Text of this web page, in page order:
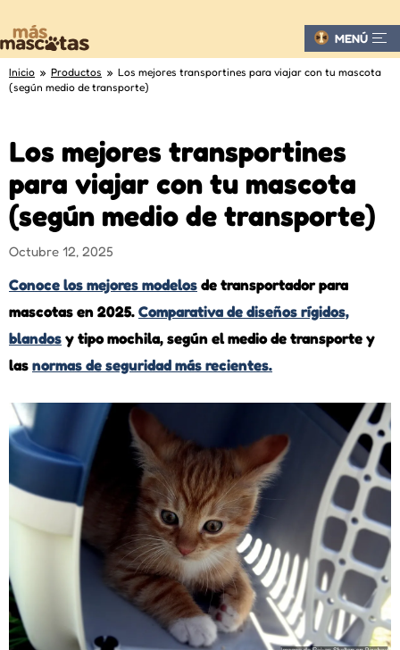
MENÚ
Inicio » Productos » Los mejores transportines para viajar con tu mascota
(según medio de transporte)
Los mejores transportines
para viajar con tu mascota
(según medio de transporte)
Octubre 12, 2025
Conoce los mejores modelosde transportador para
mascotas en 2025.Comparativa de diseños rígidos,
blandosy tipo mochila, según el medio de transporte y
lasnormas de seguridad más recientes.